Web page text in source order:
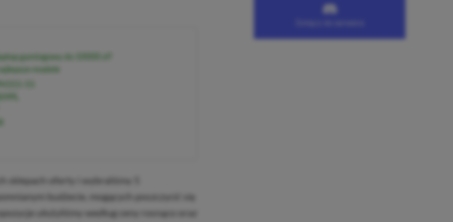
gamingowy do 10000 zł?
modele
sklepach oferty i wybraliśmy 5
budżecie, mogących poszczycić się
ułożyliśmy według ceny rosnąco oraz